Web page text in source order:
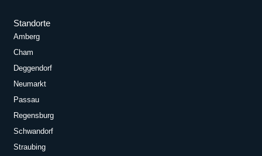
Standorte
Amberg
Cham
Deggendorf
Neumarkt
Passau
Regensburg
Schwandorf
Straubing